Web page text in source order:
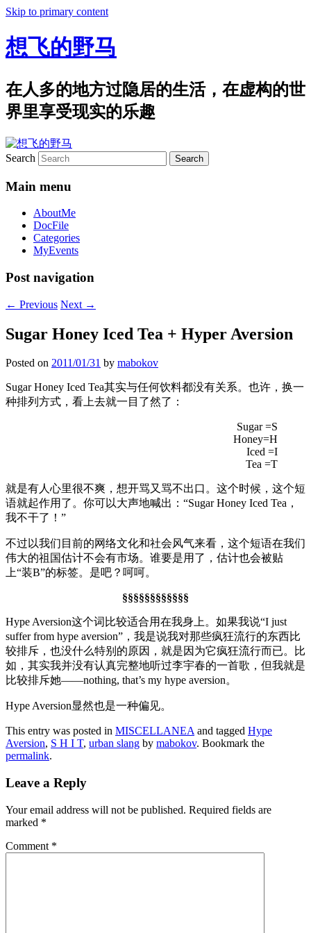
Skip to primary content
想飞的野马
在人多的地方过隐居的生活，在虚构的世
界里享受现实的乐趣
Search
Main menu
AboutMe
DocFile
Categories
MyEvents
Post navigation
← Previous Next →
Sugar Honey Iced Tea + Hyper Aversion
Posted on 2011/01/31 by mabokov
Sugar Honey Iced Tea其实与任何饮料都没有关系。也许，换一
种排列方式，看上去就一目了然了：
Sugar =S
Honey=H
Iced =I
Tea =T
就是有人心里很不爽，想开骂又骂不出口。这个时候，这个短
语就起作用了。你可以大声地喊出：“Sugar Honey Iced Tea，
我不干了！”
不过以我们目前的网络文化和社会风气来看，这个短语在我们
伟大的祖国估计不会有市场。谁要是用了，估计也会被贴
上“装B”的标签。是吧？呵呵。
§§§§§§§§§§§§
Hype Aversion这个词比较适合用在我身上。如果我说“I just
suffer from hype aversion”，我是说我对那些疯狂流行的东西比
较排斥，也没什么特别的原因，就是因为它疯狂流行而已。比
如，其实我并没有认真完整地听过李宇春的一首歌，但我就是
比较排斥她——nothing, that’s my hype aversion。
Hype Aversion显然也是一种偏见。
This entry was posted in MISCELLANEAand tagged Hype
Aversion, S H I T, urban slang by mabokov. Bookmark the
permalink.
Leave a Reply
Your email address will not be published. Required fields are
marked *
Comment *